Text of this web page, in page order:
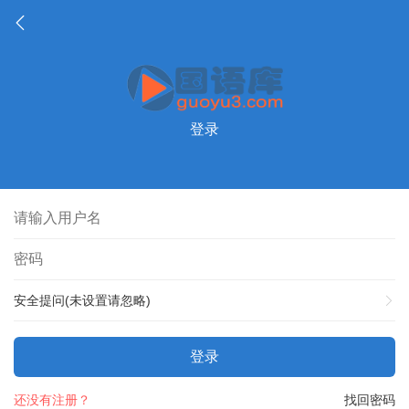
登录
安全提问(未设置请忽略)
登录
找回密码
还没有注册？